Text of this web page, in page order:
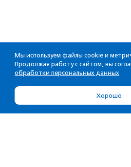
Мы используем файлы cookie и
Продолжая работу с сайтом, вы
обработки персональных данных
Хорошо